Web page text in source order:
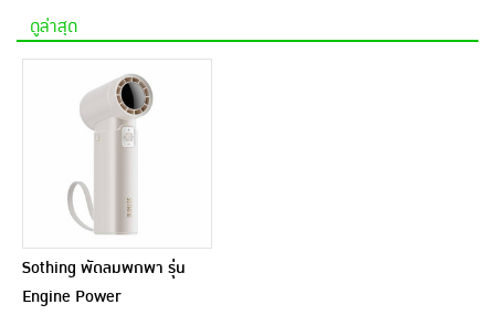
ดูล่าสุด
Sothing พัดลมพกพา รุ่น
Engine Power